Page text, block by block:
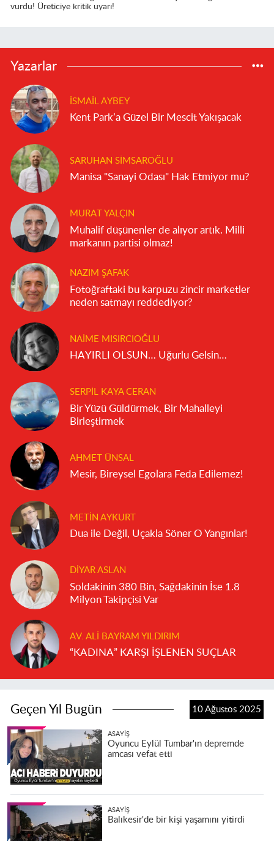
vurdu! Üreticiye kritik uyarı!
Yazarlar
İSMAIL AYBEY
Kent Park’a Güzel Bir Mescit Yakışacak
SARUHAN SIMSAROĞLU
Manisa "Sanayi Odası" Hak Etmiyor mu?
MURAT YALÇIN
Muhalif düşünenler de alıyor artık. Milli
markanın partisi olmaz!
NAZIM ŞAFAK
Fotoğraftaki bu karpuzu zincir marketler
neden satmayı reddediyor?
NAIME MISIRCIOĞLU
HAYIRLI OLSUN… Uğurlu Gelsin…
SERPIL KAYA CERAN
Bir Yüzü Güldürmek, Bir Mahalleyi
Birleştirmek
AHMET ÜNSAL
Mesir, Bireysel Egolara Feda Edilemez!
METIN AYKURT
Dua ile Değil, Uçakla Söner O Yangınlar!
DIYAR ASLAN
Soldakinin 380 Bin, Sağdakinin İse 1.8
Milyon Takipçisi Var
AV. ALI BAYRAM YILDIRIM
“KADINA” KARŞI İŞLENEN SUÇLAR
Geçen Yıl Bugün 10 Ağustos 2025
ASAYIŞ
Oyuncu Eylül Tumbar'ın depremde
amcası vefat etti
ASAYIŞ
Balıkesir'de bir kişi yaşamını yitirdi